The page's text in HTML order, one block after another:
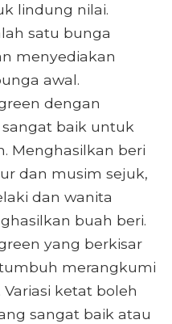
lindung nilai.
satu bunga
menyediakan
awal.
dengan
baik untuk
Menghasilkan beri
dan musim sejuk,
dan wanita
buah beri.
yang berkisar
merangkumi
ketat boleh
sangat baik atau